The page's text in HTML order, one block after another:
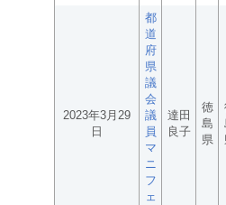
2023年3月29
日
都
道
府
県
議
会
議
員
マ
ニ
フ
ェ
達田
良子
徳
島
県